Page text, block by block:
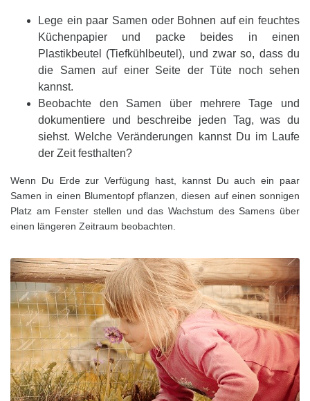
Lege ein paar Samen oder Bohnen auf ein feuchtes
Küchenpapier und packe beides in einen
Plastikbeutel (Tiefkühlbeutel), und zwar so, dass du
die Samen auf einer Seite der Tüte noch sehen
kannst.
Beobachte den Samen über mehrere Tage und
dokumentiere und beschreibe jeden Tag, was du
siehst. Welche Veränderungen kannst Du im Laufe
der Zeit festhalten?
Wenn Du Erde zur Verfügung hast, kannst Du auch ein paar
Samen in einen Blumentopf pflanzen, diesen auf einen sonnigen
Platz am Fenster stellen und das Wachstum des Samens über
einen längeren Zeitraum beobachten.